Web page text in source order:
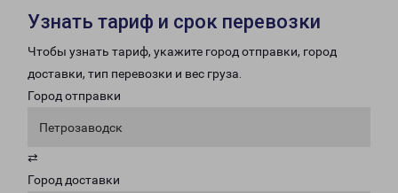
Узнать тариф и срок перевозки
Чтобы узнать тариф, укажите город отправки, город
доставки, тип перевозки и вес груза.
Город отправки
Петрозаводск
⇄
Город доставки